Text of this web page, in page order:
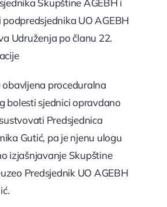
Skupštine AGEBH i
podpredsjednika UO AGEBH
Udruženja po članu 22.
obavljena proceduralna
bolesti sjednici opravdano
Predsjednica
Gutić, pa je njenu ulogu
izjašnjavanje Skupštine
Predsjednik UO AGEBH